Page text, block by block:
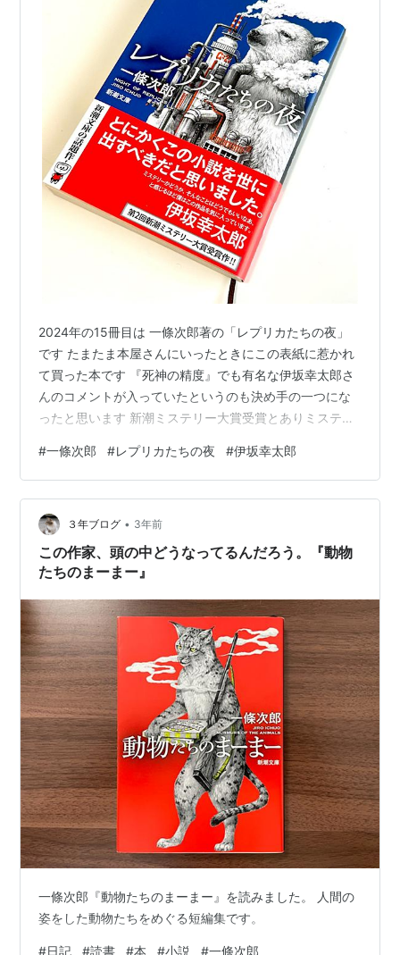
2024年の15冊目は 一條次郎著の「レプリカたちの夜」
です たまたま本屋さんにいったときにこの表紙に惹かれ
て買った本です 『死神の精度』でも有名な伊坂幸太郎さ
んのコメントが入っていたというのも決め手の一つにな
ったと思います 新潮ミステリー大賞受賞とありミステリ
んでん返しや驚愕のラスト のようなコメントには滅法弱
い僕です ロリポップ！ またこの作品「ワケがわからな
い」ということも言われていまして これはもう読んでみ
るしかないということで読んでみました 正直 ワケわかり
ません もう展開が凄過ぎてワケがわかりません ただもの
すごく面白い作品です …
#一條次郎 #レプリカたちの夜 #伊坂幸太郎
３年ブログ • 3年前
この作家、頭の中どうなってるんだろう。『動物
たちのまーまー』
一條次郎『動物たちのまーまー』を読みました。 人間の
姿をした動物たちをめぐる短編集です。
#日記 #読書 #本 #小説 #一條次郎